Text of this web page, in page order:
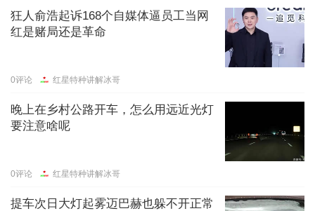
狂人俞浩起诉168个自媒体逼员工当网
红是赌局还是革命
0评论 红星特种讲解冰哥
晚上在乡村公路开车，怎么用远近光灯
要注意啥呢
0评论 红星特种讲解冰哥
提车次日大灯起雾迈巴赫也躲不开正常